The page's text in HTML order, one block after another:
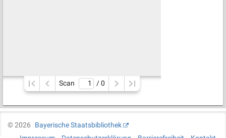
Scan / 0
©2026
Bayerische Staatsbibliothek